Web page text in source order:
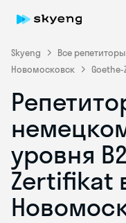
Skyeng Все репетиторы
Новомосковск
уровня
Zertifikat
Skyeng Chat